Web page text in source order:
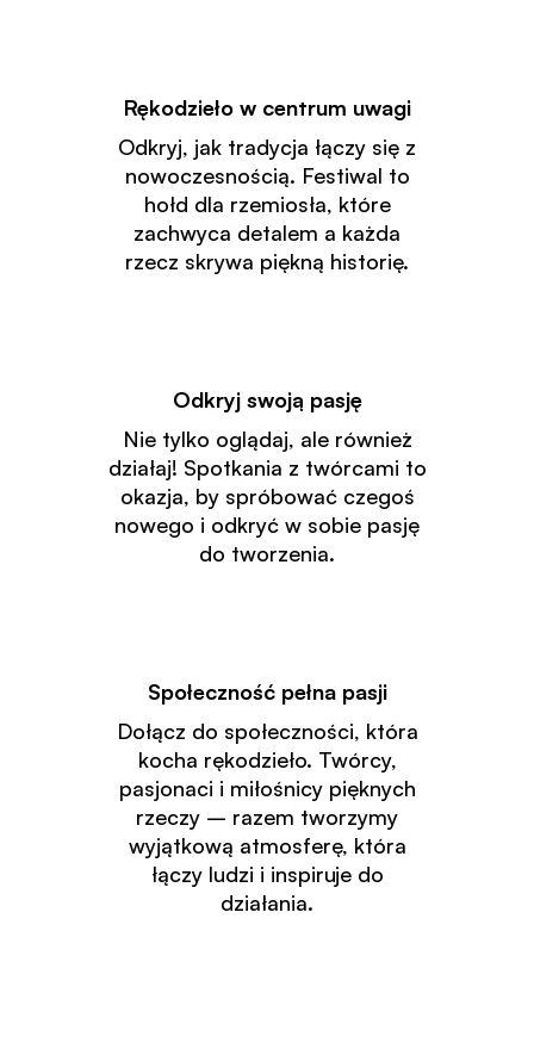
Rękodzieło w centrum uwagi
Odkryj, jak tradycja łączy się z
nowoczesnością. Festiwal to
hołd dla rzemiosła, które
zachwyca detalem a każda
rzecz skrywa piękną historię.
Odkryj swoją pasję
Nie tylko oglądaj, ale również
działaj! Spotkania z twórcami to
okazja, by spróbować czegoś
nowego i odkryć w sobie pasję
do tworzenia.
Społeczność pełna pasji
Dołącz do społeczności, która
kocha rękodzieło. Twórcy,
pasjonaci i miłośnicy pięknych
rzeczy – razem tworzymy
wyjątkową atmosferę, która
łączy ludzi i inspiruje do
działania.